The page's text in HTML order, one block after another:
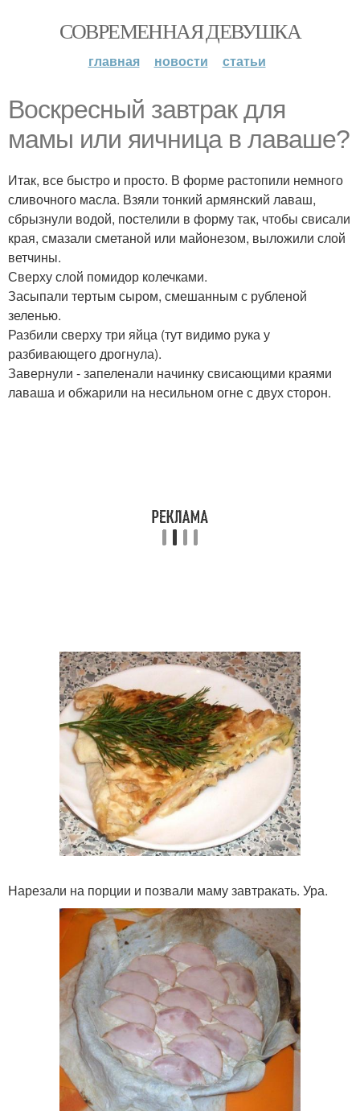
СОВРЕМЕННАЯ ДЕВУШКА
главная новости статьи
Воскресный завтрак для
мамы или яичница в лаваше?
Итак, все быстро и просто. В форме растопили немного
сливочного масла. Взяли тонкий армянский лаваш,
сбрызнули водой, постелили в форму так, чтобы свисали
края, смазали сметаной или майонезом, выложили слой
ветчины.
Сверху слой помидор колечками.
Засыпали тертым сыром, смешанным с рубленой
зеленью.
Разбили сверху три яйца (тут видимо рука у
разбивающего дрогнула).
Завернули - запеленали начинку свисающими краями
лаваша и обжарили на несильном огне с двух сторон.
Нарезали на порции и позвали маму завтракать. Ура.